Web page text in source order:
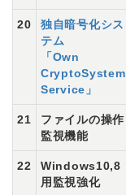
20
独自暗号化シス
テム
「Own
CryptoSystem
Service」
21
ファイルの操作
監視機能
22
Windows10,8
用監視強化